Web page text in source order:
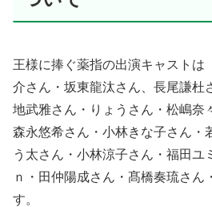
王様に捧ぐ薬指の出演キャストは
介さん・坂東龍汰さん、長尾謙杜
地武雅さん・りょうさん・松嶋奈
森永悠希さん・小林きな子さん・
う太さん・小林涼子さん・福田ユ
ｎ・田仲陽成さん・髙橋奏琉さん
す。